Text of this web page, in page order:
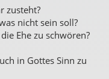
zusteht?
nicht sein soll?
Ehe zu schwören?
in Gottes Sinn zu